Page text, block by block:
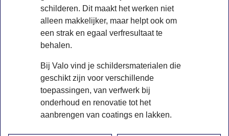
schilderen. Dit maakt het werken niet
alleen makkelijker, maar helpt ook om
een strak en egaal verfresultaat te
behalen.
Bij Valo vind je schildersmaterialen die
geschikt zijn voor verschillende
toepassingen, van verfwerk bij
onderhoud en renovatie tot het
aanbrengen van coatings en lakken.